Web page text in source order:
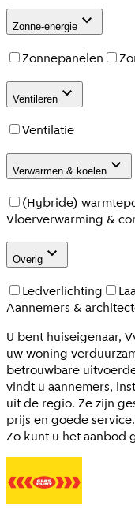
Zonne-energie
Zonnepanelen
Ventileren
Ventilatie
Verwarmen & koelen
(Hybride)
Vloerverwarming &
Overig
Ledverlichting
Aannemers &
U bent huiseigenaar,
uw woning
betrouwbare
vindt u aannemers,
uit de regio. Ze zijn
prijs en goede
Zo kunt u het aanbod